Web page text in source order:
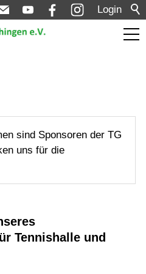
Login
sind Sponsoren der TG
uns für die
Tennishalle und